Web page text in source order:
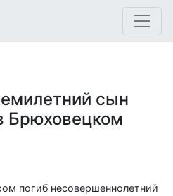
сын
Брюховецком
погиб несовершеннолетний